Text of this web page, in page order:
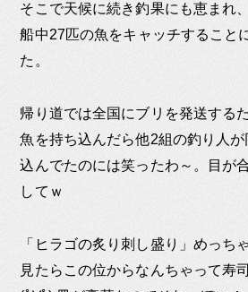
そこで天候に続き釣果にも恵まれ
船中27匹の魚をキャッチすること
た。
帰り道では全国にブリを発送する
魚を持ち込んだら他2組の釣り人
込んでたのには笑ったわ～。目が
してｗ
「ヒラゴの炙り刺し盛り」めっち
見たらこの位からなんちゃって寿